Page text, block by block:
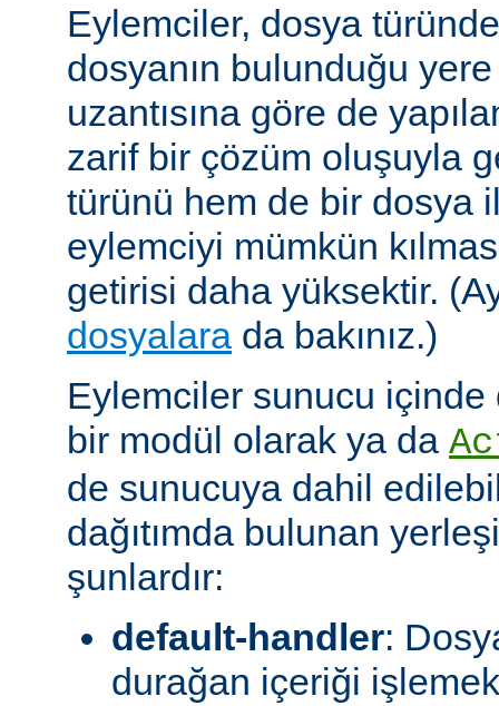
Eylemciler, dosya
dosyanın bulunduğu
uzantısına göre de
zarif bir çözüm oluşuyla
türünü hem de bir dosya
eylemciyi mümkün
getirisi daha yüksektir.
dosyalara da bakınız.)
Eylemciler sunucu
bir modül olarak ya da
de sunucuya dahil
dağıtımda bulunan
şunlardır:
default-handler:
durağan içeriği